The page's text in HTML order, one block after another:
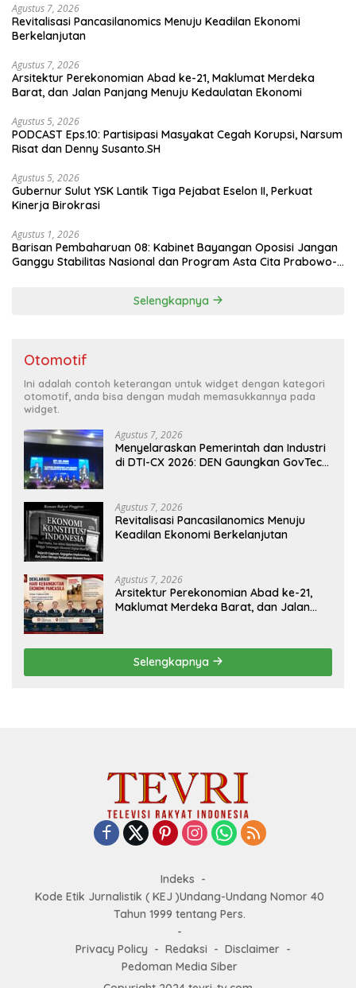
Agustus 7, 2026
Revitalisasi Pancasilanomics Menuju Keadilan Ekonomi
Berkelanjutan
Agustus 7, 2026
Arsitektur Perekonomian Abad ke-21, Maklumat Merdeka
Barat, dan Jalan Panjang Menuju Kedaulatan Ekonomi
Agustus 5, 2026
PODCAST Eps.10: Partisipasi Masyakat Cegah Korupsi, Narsum
Risat dan Denny Susanto.SH
Agustus 5, 2026
Gubernur Sulut YSK Lantik Tiga Pejabat Eselon II, Perkuat
Kinerja Birokrasi
Agustus 1, 2026
Barisan Pembaharuan 08: Kabinet Bayangan Oposisi Jangan
Ganggu Stabilitas Nasional dan Program Asta Cita Prabowo-
Selengkapnya
Otomotif
Ini adalah contoh keterangan untuk widget dengan kategori
otomotif, anda bisa dengan mudah memasukkannya pada
widget.
Agustus 7, 2026
Menyelaraskan Pemerintah dan Industri
di DTI-CX 2026: DEN Gaungkan GovTech,
Agustus 7, 2026
Revitalisasi Pancasilanomics Menuju
Keadilan Ekonomi Berkelanjutan
Agustus 7, 2026
Arsitektur Perekonomian Abad ke-21,
Maklumat Merdeka Barat, dan Jalan
Selengkapnya
Indeks
Kode Etik Jurnalistik ( KEJ )Undang-Undang Nomor 40
Tahun 1999 tentang Pers.
Privacy Policy Redaksi
Disclaimer
Pedoman Media Siber